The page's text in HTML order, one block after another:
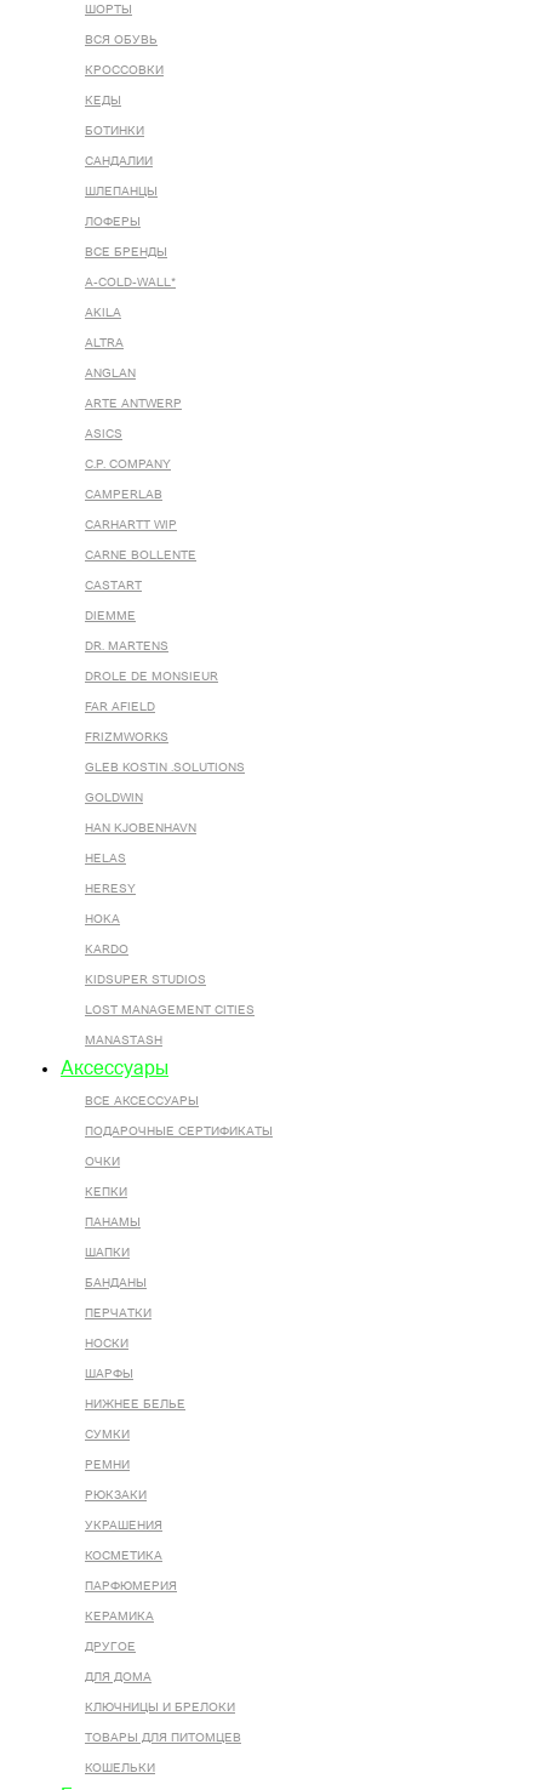
ШОРТЫ
ВСЯ ОБУВЬ
КРОССОВКИ
КЕДЫ
БОТИНКИ
САНДАЛИИ
ШЛЕПАНЦЫ
ЛОФЕРЫ
ВСЕ БРЕНДЫ
A-COLD-WALL*
AKILA
ALTRA
ANGLAN
ARTE ANTWERP
ASICS
C.P. COMPANY
CAMPERLAB
CARHARTT WIP
CARNE BOLLENTE
CASTART
DIEMME
DR. MARTENS
DROLE DE MONSIEUR
FAR AFIELD
FRIZMWORKS
GLEB KOSTIN .SOLUTIONS
GOLDWIN
HAN KJOBENHAVN
HELAS
HERESY
HOKA
KARDO
KIDSUPER STUDIOS
LOST MANAGEMENT CITIES
MANASTASH
Аксессуары
ВСЕ AКСЕССУАРЫ
ПОДАРОЧНЫЕ СЕРТИФИКАТЫ
ОЧКИ
КЕПКИ
ПАНАМЫ
ШАПКИ
БАНДАНЫ
ПЕРЧАТКИ
НОСКИ
ШАРФЫ
НИЖНЕЕ БЕЛЬЕ
СУМКИ
РЕМНИ
РЮКЗАКИ
УКРАШЕНИЯ
КОСМЕТИКА
ПАРФЮМЕРИЯ
КЕРАМИКА
ДРУГОЕ
ДЛЯ ДОМА
КЛЮЧНИЦЫ И БРЕЛОКИ
ТОВАРЫ ДЛЯ ПИТОМЦЕВ
КОШЕЛЬКИ